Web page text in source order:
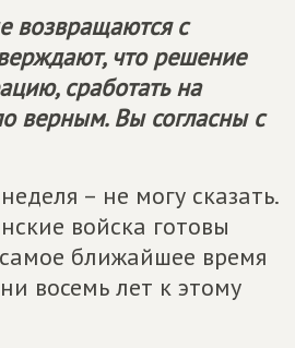
возвращаются с
что решение
сработать на
верным. Вы согласны с
– не могу сказать.
войска готовы
ближайшее время
восемь лет к этому